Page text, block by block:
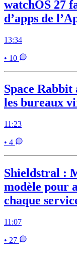
watchOS 27
d’apps de
13:34
• 10
Space
les bureaux
11:23
• 4
Shieldstral :
modèle pour
chaque
11:07
• 27